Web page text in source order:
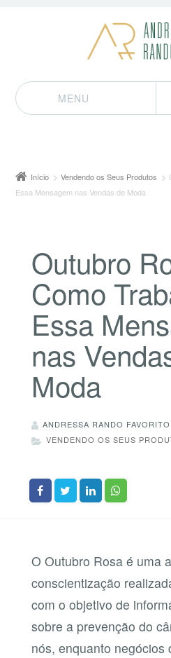
MENU
Início Vendendo os Seus Produtos
Essa Mensagem nas Vendas de Moda
Outubro
Como
Essa
nas
Moda
ANDRESSA RANDO FAVORITO
VENDENDO OS SEUS
O Outubro Rosa é uma
conscientização
com o objetivo de
sobre a prevenção do
nós, enquanto negócios